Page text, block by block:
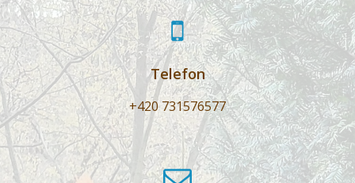
Telefon
+420 731576577